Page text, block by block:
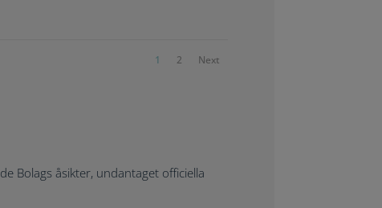
1 2 Next
Bolags åsikter, undantaget officiella